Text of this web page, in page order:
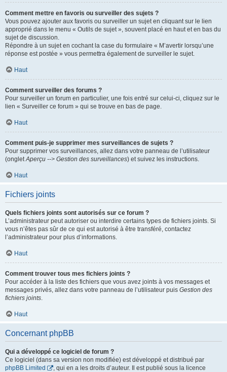
Comment mettre en favoris ou surveiller des sujets ?
Vous pouvez ajouter aux favoris ou surveiller un sujet en cliquant sur le lien
approprié dans le menu « Outils de sujet », souvent placé en haut et en bas du
sujet de discussion.
Répondre à un sujet en cochant la case du formulaire « M’avertir lorsqu’une
réponse est postée » vous permettra également de surveiller le sujet.
Haut
Comment surveiller des forums ?
Pour surveiller un forum en particulier, une fois entré sur celui-ci, cliquez sur le
lien « Surveiller ce forum » qui se trouve en bas de page.
Haut
Comment puis-je supprimer mes surveillances de sujets ?
Pour supprimer vos surveillances, allez dans votre panneau de l’utilisateur
(ongletAperçu --> Gestion des surveillances) et suivez les instructions.
Haut
Fichiers joints
Quels fichiers joints sont autorisés sur ce forum ?
L’administrateur peut autoriser ou interdire certains types de fichiers joints. Si
vous n’êtes pas sûr de ce qui est autorisé à être transféré, contactez
l’administrateur pour plus d’informations.
Haut
Comment trouver tous mes fichiers joints ?
Pour accéder à la liste des fichiers que vous avez joints à vos messages et
messages privés, allez dans votre panneau de l’utilisateur puis Gestion des
fichiers joints.
Haut
Concernant phpBB
Qui a développé ce logiciel de forum ?
Ce logiciel (dans sa version non modifiée) est développé et distribué par
phpBB Limited
, qui en a les droits d’auteur. Il est publié sous la licence